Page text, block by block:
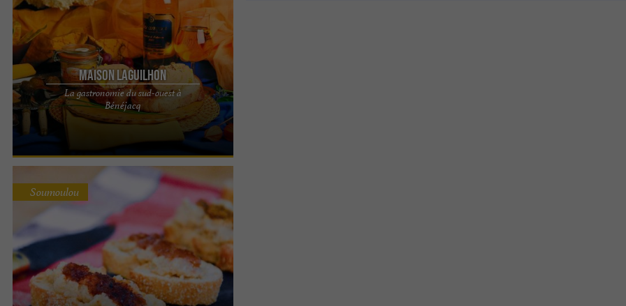
Maison LAGUILHON
La gastronomie du sud-ouest à
Bénéjacq
Le foie gras de la maison Laguilhon, produit
d’exception dans le Béarn La maison Laguilhon est
réputée pour ses ...
Soumoulou